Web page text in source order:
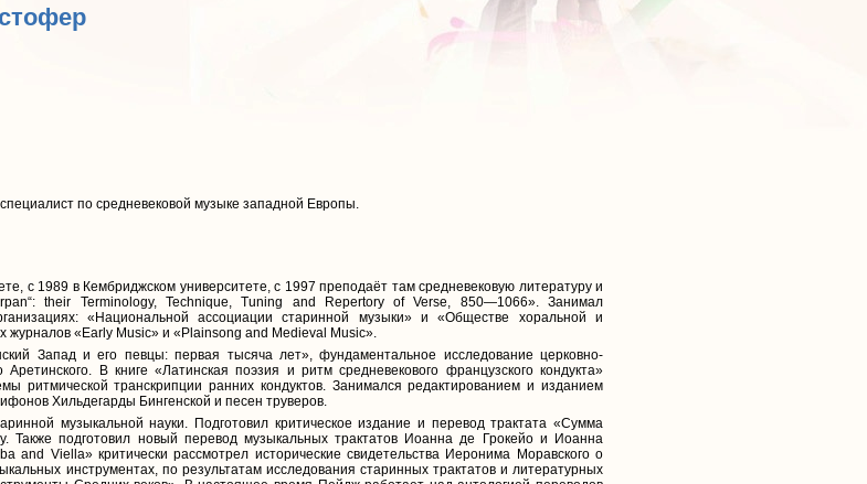
по средневековой музыке западной Европы.
c 1989 в Кембриджском университете, с 1997 преподаёт там средневековую литературу и
their Terminology, Technique, Tuning and Repertory of Verse, 850—1066». Занимал
«Национальной ассоциации старинной музыки» и «Обществе хоральной и
журналов «Early Music» и «Plainsong and Medieval Music».
Запад и его певцы: первая тысяча лет», фундаментальное исследование церковно-
В книге «Латинская поэзия и ритм средневекового французского кондукта»
ритмической транскрипции ранних кондуктов. Занимался редактированием и изданием
Хильдегарды Бингенской и песен труверов.
музыкальной науки. Подготовил критическое издание и перевод трактата «Сумма
Также подготовил новый перевод музыкальных трактатов Иоанна де Грокейо и Иоанна
and Viella» критически рассмотрел исторические свидетельства Иеронима Моравского о
инструментах, по результатам исследования старинных трактатов и литературных